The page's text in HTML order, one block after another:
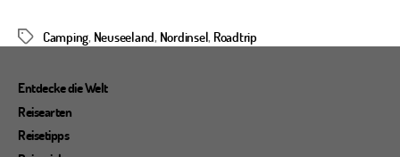
Schlagwörter
Camping, Neuseeland, Nordinsel, Roadtrip
Entdecke die Welt
Reisearten
Reisetipps